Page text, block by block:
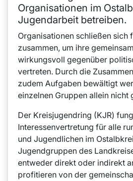
Organisationen im
Jugendarbeit betreiben.
Organisationen schließen sich
zusammen, um ihre
wirkungsvoll gegenüber
vertreten. Durch die
zudem Aufgaben bewältigt
einzelnen Gruppen allein nicht
Der Kreisjugendring (KJR)
Interessenvertretung für alle
und Jugendlichen im
Jugendgruppen des
entweder direkt oder indirekt
profitieren von der